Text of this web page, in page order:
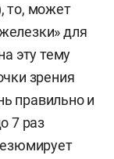
то, может
для
эту тему
зрения
правильно и
7 раз